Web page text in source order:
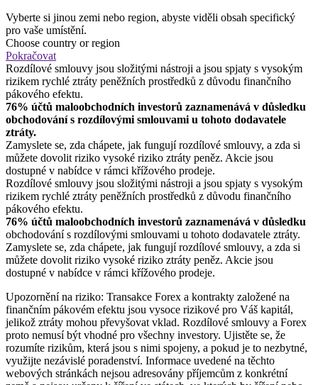
Vyberte si jinou zemi nebo region, abyste viděli obsah specifický
pro vaše umístění.
Choose country or region
Pokračovat
Rozdílové smlouvy jsou složitými nástroji a jsou spjaty s vysokým
rizikem rychlé ztráty peněžních prostředků z důvodu finančního
pákového efektu.
76% účtů maloobchodních investorů zaznamenává v důsledku
obchodování s rozdílovými smlouvami u tohoto dodavatele
ztráty.
Zamyslete se, zda chápete, jak fungují rozdílové smlouvy, a zda si
můžete dovolit riziko vysoké riziko ztráty peněz. Akcie jsou
dostupné v nabídce v rámci křížového prodeje.
Rozdílové smlouvy jsou složitými nástroji a jsou spjaty s vysokým
rizikem rychlé ztráty peněžních prostředků z důvodu finančního
pákového efektu.
76% účtů maloobchodních investorů zaznamenává v důsledku
obchodování s rozdílovými smlouvami u tohoto dodavatele ztráty.
Zamyslete se, zda chápete, jak fungují rozdílové smlouvy, a zda si
můžete dovolit riziko vysoké riziko ztráty peněz. Akcie jsou
dostupné v nabídce v rámci křížového prodeje.
Upozornění na riziko: Transakce Forex a kontrakty založené na
finančním pákovém efektu jsou vysoce rizikové pro Váš kapitál,
jelikož ztráty mohou převyšovat vklad. Rozdílové smlouvy a Forex
proto nemusí být vhodné pro všechny investory. Ujistěte se, že
rozumíte rizikům, která jsou s nimi spojeny, a pokud je to nezbytné,
využijte nezávislé poradenství. Informace uvedené na těchto
webových stránkách nejsou adresovány příjemcům z konkrétní